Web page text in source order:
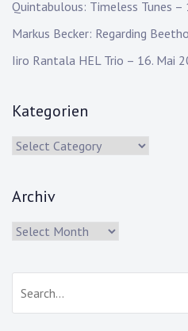
Quintabulous: Timeless Tunes –
Markus Becker: Regarding
Iiro Rantala HEL Trio – 16. Mai
Kategorien
Kategorien
Archiv
Archiv